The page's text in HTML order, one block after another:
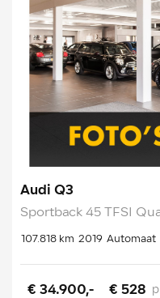
Audi Q3
Sportback 45 TFSI
107.818 km 2019 Automaat
€ 34.900,- € 528